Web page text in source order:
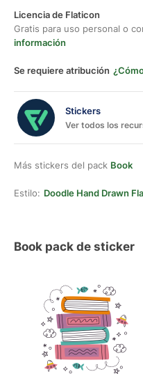
Licencia de Flaticon
Gratis para uso personal o
información
Se requiere atribución
Stickers
Ver todos los
Más stickers del pack Book
Estilo: Doodle Hand Drawn
Book pack de sticker